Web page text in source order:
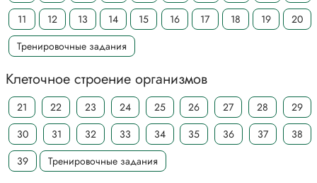
11
12 13 14 15 16 17 18 19
20
Тренировочные задания
Клеточное строение организмов
21 22 23 24 25 26 27 28
29
30
31 32 33 34 35 36 37
38
39
Тренировочные задания